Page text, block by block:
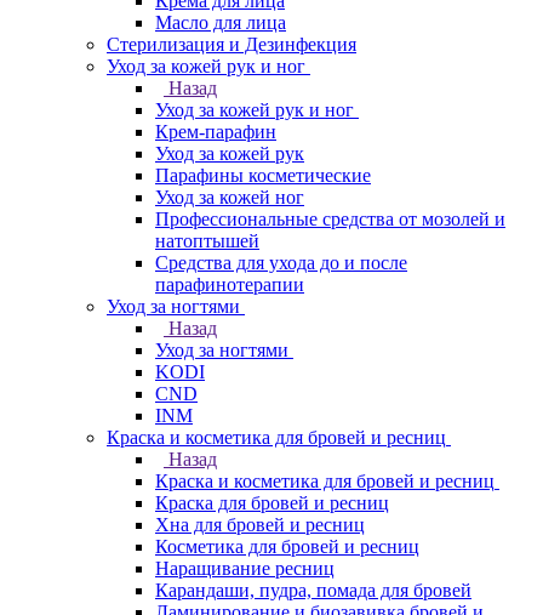
Масло для лица
Стерилизация и Дезинфекция
Уход за кожей рук и ног
Назад
Уход за кожей рук и ног
Крем-парафин
Уход за кожей рук
Парафины косметические
Уход за кожей ног
Профессиональные средства от мозолей и
натоптышей
Средства для ухода до и после
парафинотерапии
Уход за ногтями
Назад
Уход за ногтями
KODI
CND
INM
Краска и косметика для бровей и ресниц
Назад
Краска и косметика для бровей и ресниц
Краска для бровей и ресниц
Хна для бровей и ресниц
Косметика для бровей и ресниц
Наращивание ресниц
Карандаши, пудра, помада для бровей